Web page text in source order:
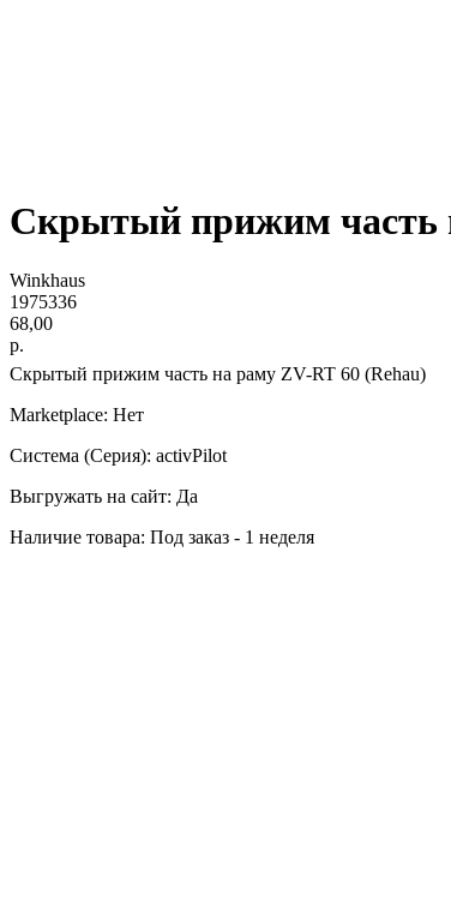
Скрытый прижим часть
Winkhaus
1975336
68,00
р.
Скрытый прижим часть на раму ZV-RT 60 (Rehau)
Marketplace: Нет
Система (Серия): activPilot
Выгружать на сайт: Да
Наличие товара: Под заказ - 1 неделя